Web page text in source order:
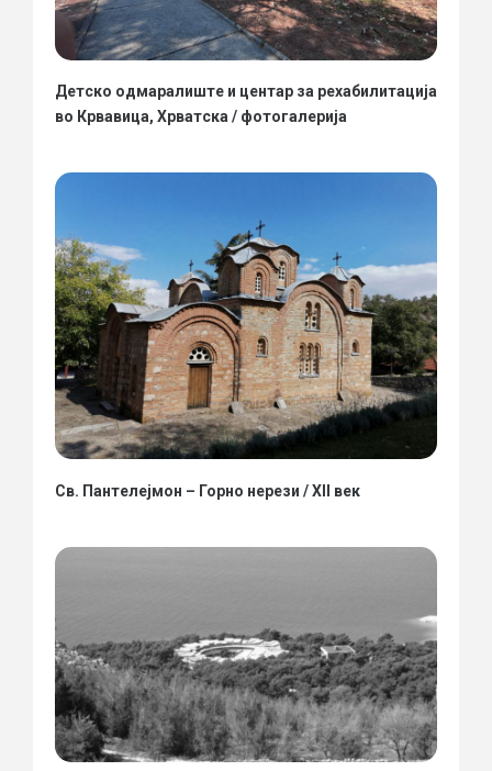
Детско одмаралиште и центар за рехабилитација
во Крвавица, Хрватска / фотогалерија
Св. Пантелејмон – Горно нерези / XII век